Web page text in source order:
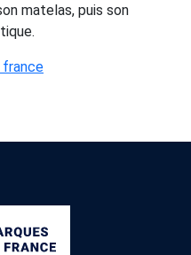
matelas, puis son
france